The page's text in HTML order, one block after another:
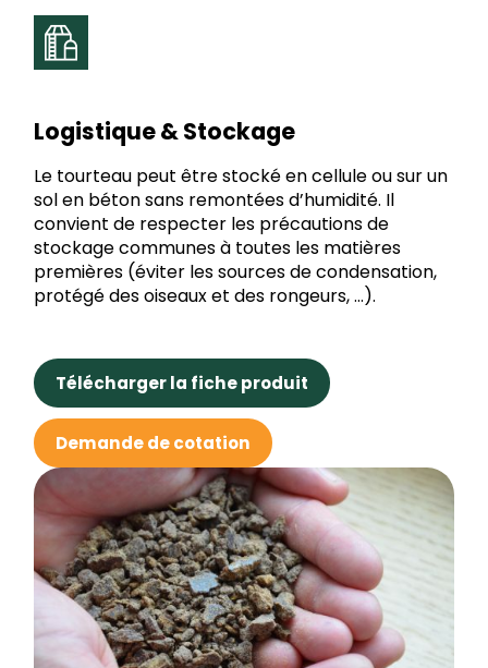
Logistique & Stockage
Le tourteau peut être stocké en cellule ou sur un
sol en béton sans remontées d’humidité. Il
convient de respecter les précautions de
stockage communes à toutes les matières
premières (éviter les sources de condensation,
protégé des oiseaux et des rongeurs, ...).
Télécharger la fiche produit
Demande de cotation